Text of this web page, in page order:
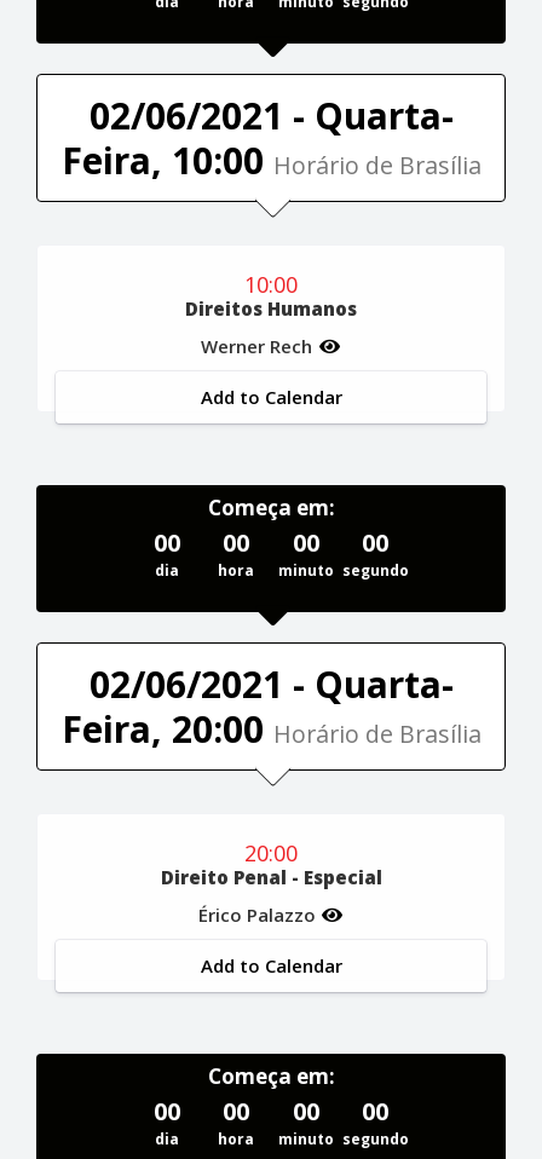
02/06/2021 - Quarta-
Feira, 10:00 Horário de Brasília
10:00
Direitos Humanos
Werner Rech
Add to Calendar
Começa em:
00
dia
00
hora
00
minuto
00
segundo
02/06/2021 - Quarta-
Feira, 20:00 Horário de Brasília
20:00
Direito Penal - Especial
Érico Palazzo
Add to Calendar
Começa em:
00
dia
00
hora
00
minuto
00
segundo